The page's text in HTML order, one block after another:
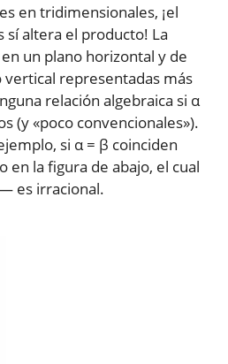
en tridimensionales, ¡el
sí altera el producto! La
un plano horizontal y de
vertical representadas más
relación algebraica si α
(y «poco convencionales»).
si α = β coinciden
en la figura de abajo, el cual
es irracional.